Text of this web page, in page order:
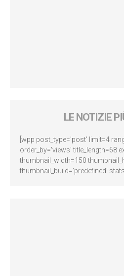
LE NOTIZIE
[wpp post_type='post' limit=4
order_by='views' title_length=68
thumbnail_width=150
thumbnail_build='predefined'